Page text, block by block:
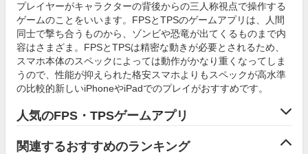
プレイヤーがキャラクターの背後からの三人称視点で操作する
ゲームのことをいいます。FPSとTPSのゲームアプリは、人間
同士で撃ち合うものから、ゾンビや恐竜が出てくるものまで内
容はさまざま。FPSとTPSは精密な動きが必要とされるため、
スマホ本体のスペックによっては動作がかなり重くなってしま
うので、性能が抑えられた格安スマホよりもスペックが高水準
の比較的新しいiPhoneやiPadでのプレイがおすすめです。
人気のFPS・TPSゲームアプリ
関連するおすすめのランキング